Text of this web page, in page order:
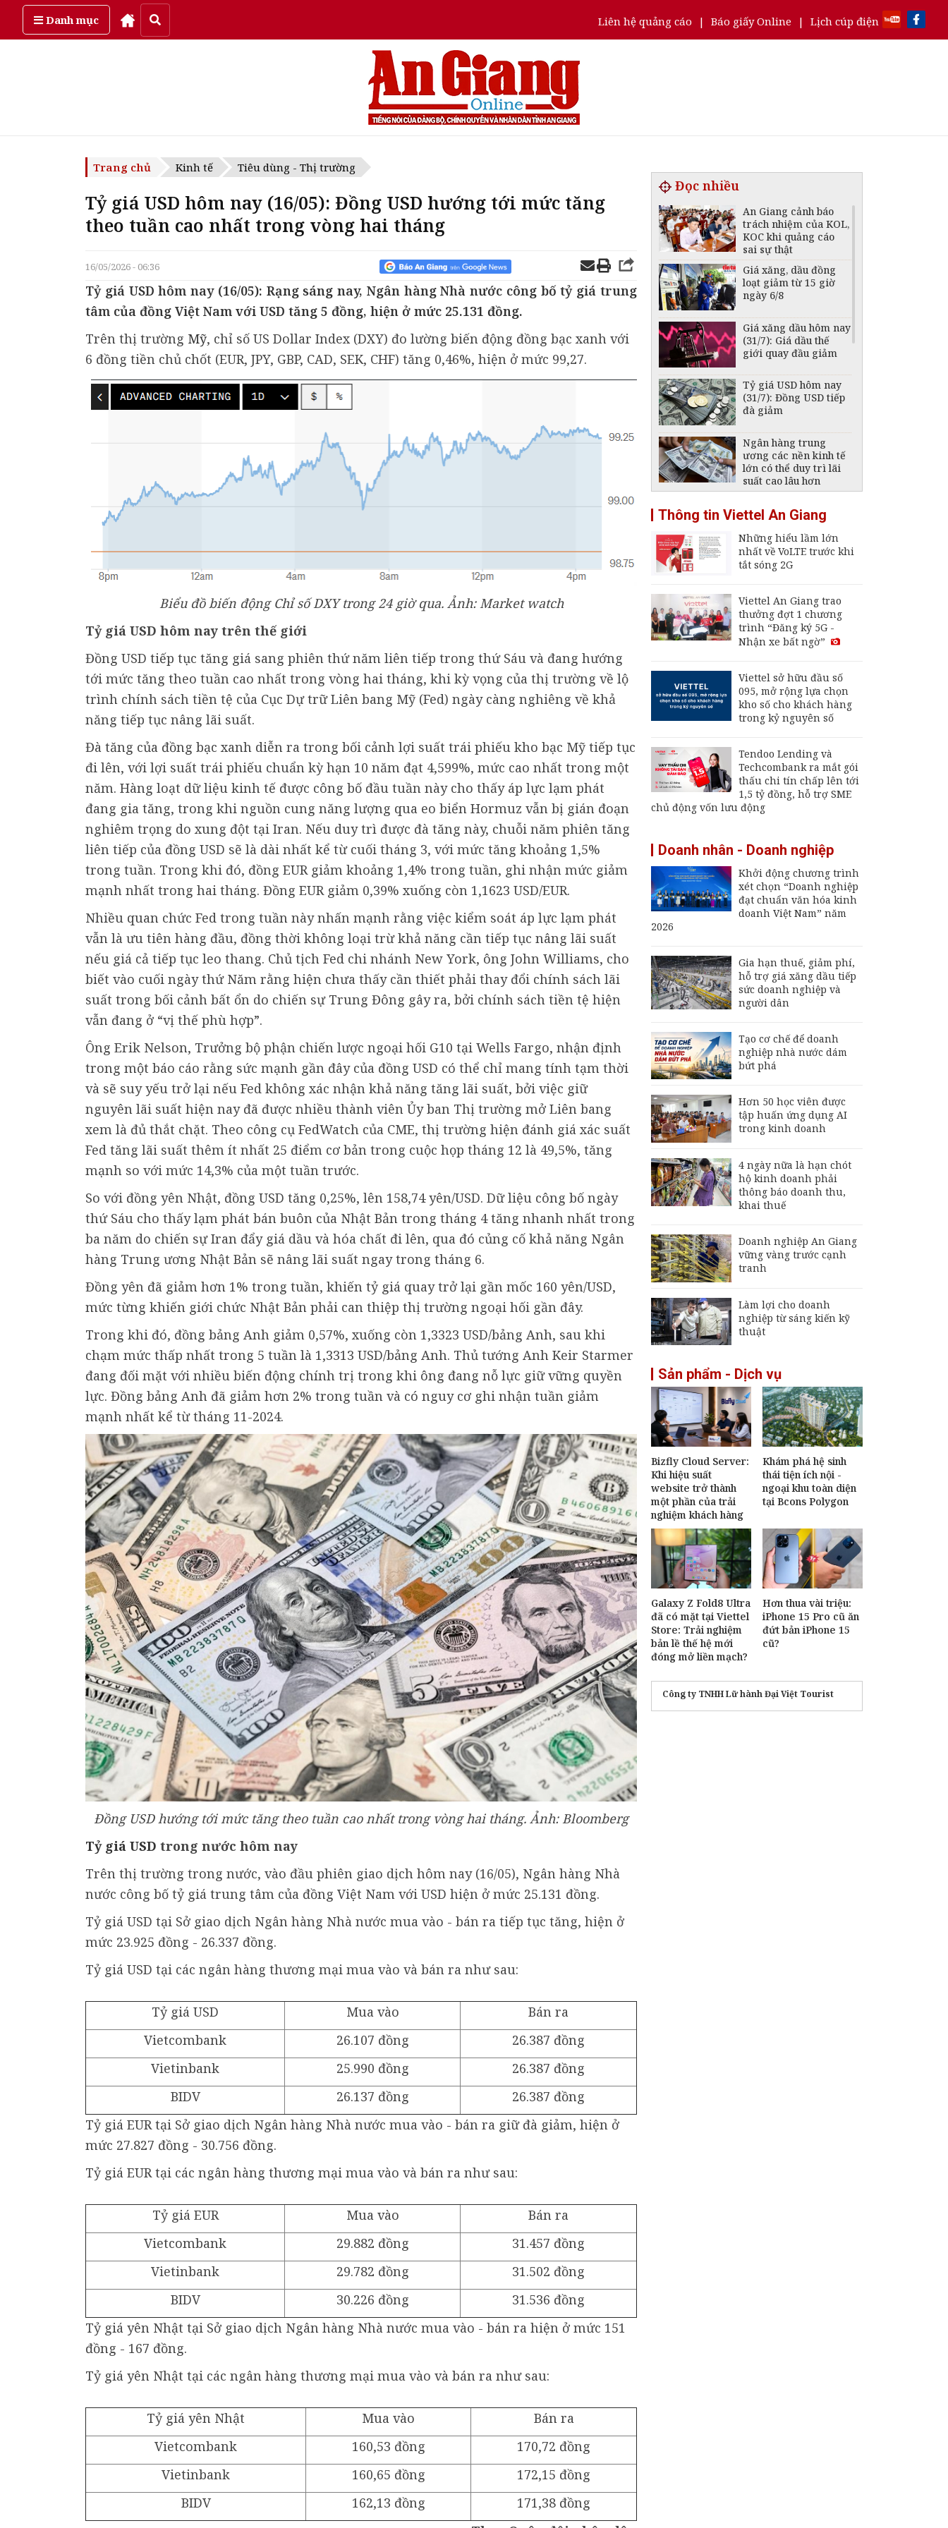
Danh mục Liên hệ quảng cáo | Báo giấy Online | Lịch cúp điện
Thứ năm, ngày 6/08/2026
Trang chủ Kinh tế Tiêu dùng - Thị trường
Tỷ giá USD hôm nay (16/05): Đồng USD hướng tới mức tăng
theo tuần cao nhất trong vòng hai tháng
16/05/2026 - 06:36
Tỷ giá USD hôm nay (16/05): Rạng sáng nay, Ngân hàng Nhà nước công bố tỷ giá trung
tâm của đồng Việt Nam với USD tăng 5 đồng, hiện ở mức 25.131 đồng.
Trên thị trường Mỹ, chỉ số US Dollar Index (DXY) đo lường biến động đồng bạc xanh với
6 đồng tiền chủ chốt (EUR, JPY, GBP, CAD, SEK, CHF) tăng 0,46%, hiện ở mức 99,27.
Biểu đồ biến động Chỉ số DXY trong 24 giờ qua. Ảnh: Market watch
Tỷ giá USD hôm nay trên thế giới
Đồng USD tiếp tục tăng giá sang phiên thứ năm liên tiếp trong thứ Sáu và đang hướng
tới mức tăng theo tuần cao nhất trong vòng hai tháng, khi kỳ vọng của thị trường về lộ
trình chính sách tiền tệ của Cục Dự trữ Liên bang Mỹ (Fed) ngày càng nghiêng về khả
năng tiếp tục nâng lãi suất.
Đà tăng của đồng bạc xanh diễn ra trong bối cảnh lợi suất trái phiếu kho bạc Mỹ tiếp tục
đi lên, với lợi suất trái phiếu chuẩn kỳ hạn 10 năm đạt 4,599%, mức cao nhất trong một
năm. Hàng loạt dữ liệu kinh tế được công bố đầu tuần này cho thấy áp lực lạm phát
đang gia tăng, trong khi nguồn cung năng lượng qua eo biển Hormuz vẫn bị gián đoạn
nghiêm trọng do xung đột tại Iran. Nếu duy trì được đà tăng này, chuỗi năm phiên tăng
liên tiếp của đồng USD sẽ là dài nhất kể từ cuối tháng 3, với mức tăng khoảng 1,5%
trong tuần. Trong khi đó, đồng EUR giảm khoảng 1,4% trong tuần, ghi nhận mức giảm
mạnh nhất trong hai tháng. Đồng EUR giảm 0,39% xuống còn 1,1623 USD/EUR.
Nhiều quan chức Fed trong tuần này nhấn mạnh rằng việc kiểm soát áp lực lạm phát
vẫn là ưu tiên hàng đầu, đồng thời không loại trừ khả năng cần tiếp tục nâng lãi suất
nếu giá cả tiếp tục leo thang. Chủ tịch Fed chi nhánh New York, ông John Williams, cho
biết vào cuối ngày thứ Năm rằng hiện chưa thấy cần thiết phải thay đổi chính sách lãi
suất trong bối cảnh bất ổn do chiến sự Trung Đông gây ra, bởi chính sách tiền tệ hiện
vẫn đang ở “vị thế phù hợp”.
Ông Erik Nelson, Trưởng bộ phận chiến lược ngoại hối G10 tại Wells Fargo, nhận định
trong một báo cáo rằng sức mạnh gần đây của đồng USD có thể chỉ mang tính tạm thời
và sẽ suy yếu trở lại nếu Fed không xác nhận khả năng tăng lãi suất, bởi việc giữ
nguyên lãi suất hiện nay đã được nhiều thành viên Ủy ban Thị trường mở Liên bang
xem là đủ thắt chặt. Theo công cụ FedWatch của CME, thị trường hiện đánh giá xác suất
Fed tăng lãi suất thêm ít nhất 25 điểm cơ bản trong cuộc họp tháng 12 là 49,5%, tăng
mạnh so với mức 14,3% của một tuần trước.
So với đồng yên Nhật, đồng USD tăng 0,25%, lên 158,74 yên/USD. Dữ liệu công bố ngày
thứ Sáu cho thấy lạm phát bán buôn của Nhật Bản trong tháng 4 tăng nhanh nhất trong
ba năm do chiến sự Iran đẩy giá dầu và hóa chất đi lên, qua đó củng cố khả năng Ngân
hàng Trung ương Nhật Bản sẽ nâng lãi suất ngay trong tháng 6.
Đồng yên đã giảm hơn 1% trong tuần, khiến tỷ giá quay trở lại gần mốc 160 yên/USD,
mức từng khiến giới chức Nhật Bản phải can thiệp thị trường ngoại hối gần đây.
Trong khi đó, đồng bảng Anh giảm 0,57%, xuống còn 1,3323 USD/bảng Anh, sau khi
chạm mức thấp nhất trong 5 tuần là 1,3313 USD/bảng Anh. Thủ tướng Anh Keir Starmer
đang đối mặt với nhiều biến động chính trị trong khi ông đang nỗ lực giữ vững quyền
lực. Đồng bảng Anh đã giảm hơn 2% trong tuần và có nguy cơ ghi nhận tuần giảm
mạnh nhất kể từ tháng 11-2024.
Đồng USD hướng tới mức tăng theo tuần cao nhất trong vòng hai tháng. Ảnh: Bloomberg
Tỷ giá USD trong nước hôm nay
Trên thị trường trong nước, vào đầu phiên giao dịch hôm nay (16/05), Ngân hàng Nhà
nước công bố tỷ giá trung tâm của đồng Việt Nam với USD hiện ở mức 25.131 đồng.
Tỷ giá USD tại Sở giao dịch Ngân hàng Nhà nước mua vào - bán ra tiếp tục tăng, hiện ở
mức 23.925 đồng - 26.337 đồng.
Tỷ giá USD tại các ngân hàng thương mại mua vào và bán ra như sau:
Tỷ giá USD Mua vào
Bán ra
Vietcombank
26.107 đồng
26.387 đồng
Vietinbank
25.990 đồng
26.387 đồng
BIDV
26.137 đồng
26.387 đồng
Tỷ giá EUR tại Sở giao dịch Ngân hàng Nhà nước mua vào - bán ra giữ đà giảm, hiện ở
mức 27.827 đồng - 30.756 đồng.
Tỷ giá EUR tại các ngân hàng thương mại mua vào và bán ra như sau:
Tỷ giá EUR Mua vào
Bán ra
Vietcombank
29.882 đồng
31.457 đồng
Vietinbank
29.782 đồng
31.502 đồng
BIDV
30.226 đồng
31.536 đồng
Tỷ giá yên Nhật tại Sở giao dịch Ngân hàng Nhà nước mua vào - bán ra hiện ở mức 151
đồng - 167 đồng.
Tỷ giá yên Nhật tại các ngân hàng thương mại mua vào và bán ra như sau:
Tỷ giá yên Nhật Mua vào
Bán ra
Vietcombank
160,53 đồng
170,72 đồng
Vietinbank
160,65 đồng
172,15 đồng
BIDV
162,13 đồng
171,38 đồng
Đọc nhiều
An Giang cảnh báo
trách nhiệm của KOL,
KOC khi quảng cáo
sai sự thật
Giá xăng, dầu đồng
loạt giảm từ 15 giờ
ngày 6/8
Giá xăng dầu hôm nay
(31/7): Giá dầu thế
giới quay đầu giảm
Tỷ giá USD hôm nay
(31/7): Đồng USD tiếp
đà giảm
Ngân hàng trung
ương các nền kinh tế
lớn có thể duy trì lãi
suất cao lâu hơn
31/7: Đảo chiều tăng
Tỷ giá USD hôm nay
2/8: Đồng USD ghi
mạnh nhất kể từ
tháng Giêng
Tái cấu trúc ngành
đóng tàu, phát triển
Giá xăng, dầu hôm
nay 2/8: Giá dầu thế
giới trong tuần liên
tục đổi chiều
Người tiêu dùng được
miễn phí tra cứu
nguồn gốc hàng hóa
Thông tin Viettel An Giang
Những hiểu lầm lớn
nhất về VoLTE trước khi
tắt sóng 2G
Viettel An Giang trao
thưởng đợt 1 chương
trình “Đăng ký 5G -
Nhận xe bất ngờ”
Viettel sở hữu đầu số
095, mở rộng lựa chọn
kho số cho khách hàng
trong kỷ nguyên số
Tendoo Lending và
Techcombank ra mắt gói
thấu chi tín chấp lên tới
1,5 tỷ đồng, hỗ trợ SME
chủ động vốn lưu động
Doanh nhân - Doanh nghiệp
Khởi động chương trình
xét chọn “Doanh nghiệp
đạt chuẩn văn hóa kinh
doanh Việt Nam” năm
2026
Gia hạn thuế, giảm phí,
hỗ trợ giá xăng dầu tiếp
sức doanh nghiệp và
người dân
Tạo cơ chế để doanh
nghiệp nhà nước dám
bứt phá
Hơn 50 học viên được
tập huấn ứng dụng AI
trong kinh doanh
4 ngày nữa là hạn chót
hộ kinh doanh phải
thông báo doanh thu,
khai thuế
Doanh nghiệp An Giang
vững vàng trước cạnh
tranh
Làm lợi cho doanh
nghiệp từ sáng kiến kỹ
thuật
Sản phẩm - Dịch vụ
Bizfly Cloud Server:
Khi hiệu suất
website trở thành
một phần của trải
nghiệm khách hàng
Khám phá hệ sinh
thái tiện ích nội -
ngoại khu toàn diện
tại Bcons Polygon
Galaxy Z Fold8 Ultra
đã có mặt tại Viettel
Store: Trải nghiệm
bản lề thế hệ mới
đóng mở liền mạch?
Hơn thua vài triệu:
iPhone 15 Pro cũ ăn
đứt bản iPhone 15
cũ?
Công ty TNHH Lữ hành Đại Việt Tourist